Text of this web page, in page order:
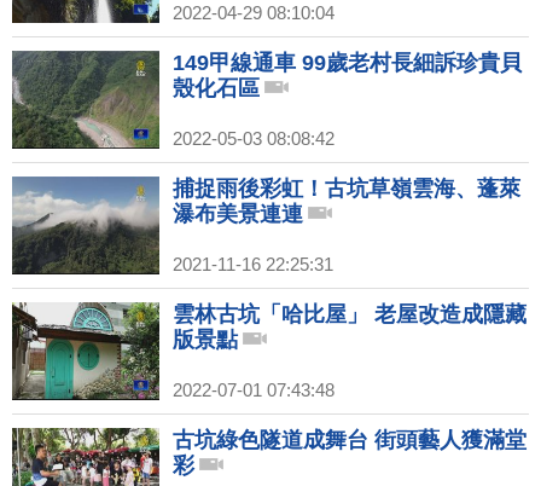
2022-04-29 08:10:04
149甲線通車 99歲老村長細訴珍貴貝
殼化石區
2022-05-03 08:08:42
捕捉雨後彩虹！古坑草嶺雲海、蓬萊
瀑布美景連連
2021-11-16 22:25:31
雲林古坑「哈比屋」 老屋改造成隱藏
版景點
2022-07-01 07:43:48
古坑綠色隧道成舞台 街頭藝人獲滿堂
彩